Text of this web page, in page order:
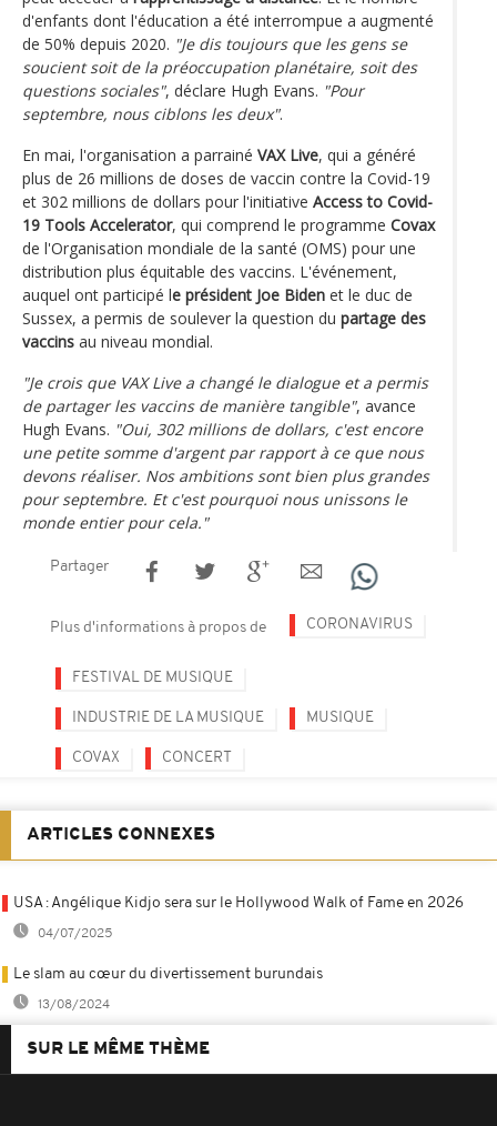
d'enfants dont l'éducation a été interrompue a augmenté
de 50% depuis 2020. "Je dis toujours que les gens se
soucient soit de la préoccupation planétaire, soit des
questions sociales", déclare Hugh Evans. "Pour
septembre, nous ciblons les deux".
En mai, l'organisation a parrainé VAX Live, qui a généré
plus de 26 millions de doses de vaccin contre la Covid-19
et 302 millions de dollars pour l'initiative Access to Covid-
19 Tools Accelerator, qui comprend le programme Covax
de l'Organisation mondiale de la santé (OMS) pour une
distribution plus équitable des vaccins. L'événement,
auquel ont participé le président Joe Biden et le duc de
Sussex, a permis de soulever la question du partage des
vaccins au niveau mondial.
"Je crois que VAX Live a changé le dialogue et a permis
de partager les vaccins de manière tangible", avance
Hugh Evans. "Oui, 302 millions de dollars, c'est encore
une petite somme d'argent par rapport à ce que nous
devons réaliser. Nos ambitions sont bien plus grandes
pour septembre. Et c'est pourquoi nous unissons le
monde entier pour cela."
Partager
Plus d'informations à propos de CORONAVIRUS
FESTIVAL DE MUSIQUE
INDUSTRIE DE LA MUSIQUE MUSIQUE
COVAX CONCERT
ARTICLES CONNEXES
USA : Angélique Kidjo sera sur le Hollywood Walk of Fame en 2026
04/07/2025
Le slam au cœur du divertissement burundais
13/08/2024
SUR LE MÊME THÈME